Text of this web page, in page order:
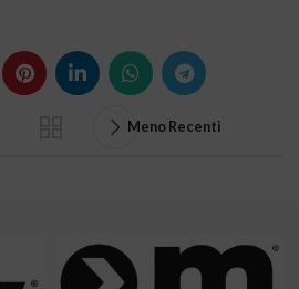
Meno Recenti